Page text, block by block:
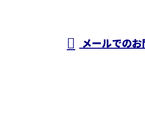
メールでの